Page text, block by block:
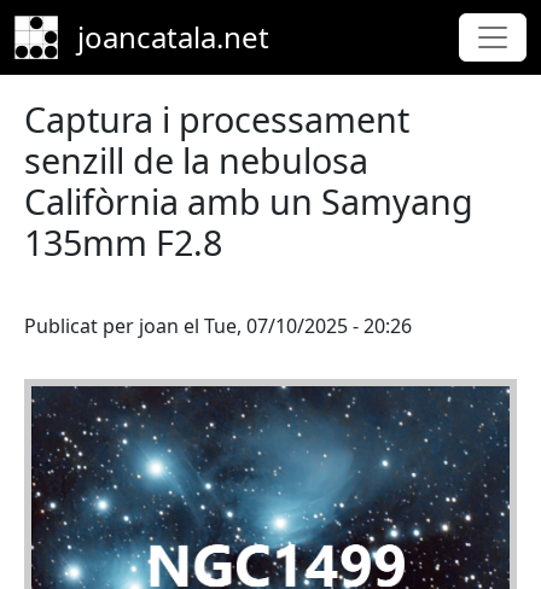
Skip to main content
joancatala.net
Captura i processament
senzill de la nebulosa
Califòrnia amb un Samyang
135mm F2.8
Publicat per joan el Tue, 07/10/2025 - 20:26